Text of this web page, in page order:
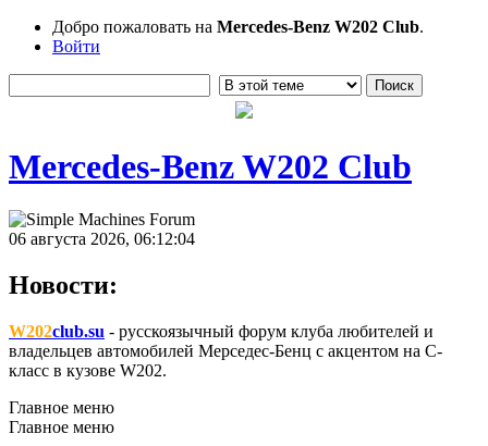
Добро пожаловать на Mercedes-Benz W202 Club.
Войти
Mercedes-Benz W202 Club
06 августа 2026, 06:12:04
Новости:
W202club.su - русскоязычный форум клуба любителей и
владельцев автомобилей Мерседес-Бенц с акцентом на C-
класс в кузове W202.
Главное меню
Главное меню